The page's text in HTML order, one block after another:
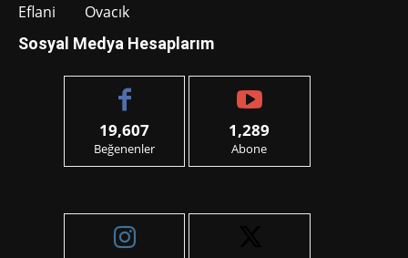
Eflani
Ovacık
Sosyal Medya Hesaplarım
19,607
Beğenenler
1,289
Abone